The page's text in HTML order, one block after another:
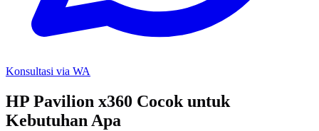
Konsultasi via WA
HP Pavilion x360 Cocok untuk
Kebutuhan Apa